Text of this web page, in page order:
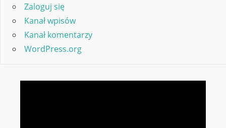
Zaloguj się
Kanał wpisów
Kanał komentarzy
WordPress.org